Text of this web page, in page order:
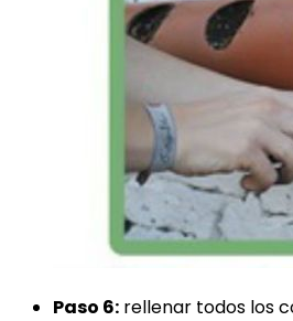
Paso 6: rellenar todos los